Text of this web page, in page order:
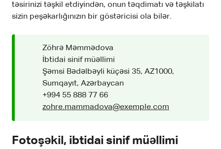
təsirinizi təşkil etdiyindən, onun təqdimatı və təşkilatı
sizin peşəkarlığınızın bir göstəricisi ola bilər.
Zöhrə Məmmədova
İbtidai sinif müəllimi
Şəmsi Bədəlbəyli küçəsi 35, AZ1000,
Sumqayıt, Azərbaycan
+994 55 888 77 66
zohre.mammadova@exemple.com
Fotoşəkil, ibtidai sinif müəllimi